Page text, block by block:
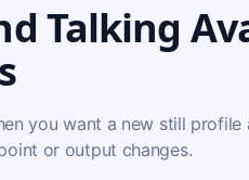
Talking
you want a new still profile
or output changes.